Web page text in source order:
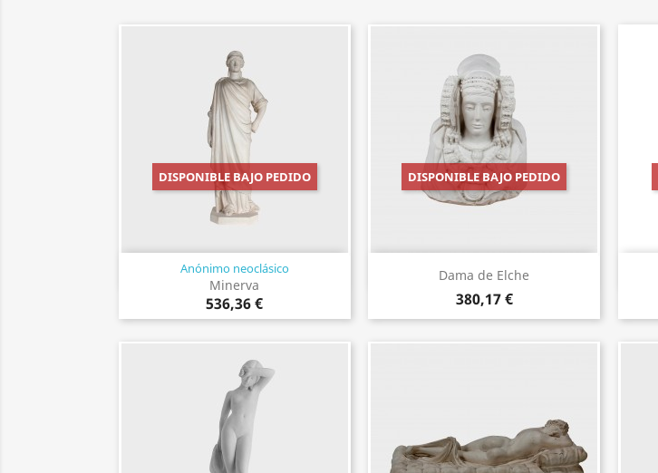
Anónimo neoclásico
Minerva
536,36 €
DISPONIBLE BAJO PEDIDO
Vista rápida Dama de Elche
380,17 €
DISPONIBLE BAJO PEDIDO
Vista rápida